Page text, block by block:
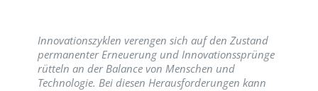
Innovationszyklen verengen sich auf den Zustand
permanenter Erneuerung und Innovationssprünge
rütteln an der Balance von Menschen und
Technologie. Bei diesen Herausforderungen kann